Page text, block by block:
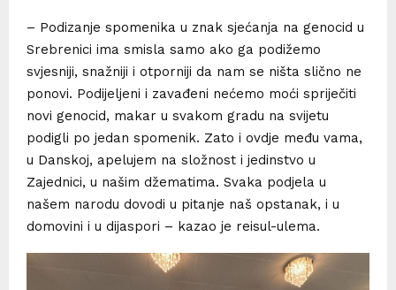
– Podizanje spomenika u znak sjećanja na genocid u
Srebrenici ima smisla samo ako ga podižemo
svjesniji, snažniji i otporniji da nam se ništa slično ne
ponovi. Podijeljeni i zavađeni nećemo moći spriječiti
novi genocid, makar u svakom gradu na svijetu
podigli po jedan spomenik. Zato i ovdje među vama,
u Danskoj, apelujem na složnost i jedinstvo u
Zajednici, u našim džematima. Svaka podjela u
našem narodu dovodi u pitanje naš opstanak, i u
domovini i u dijaspori – kazao je reisul-ulema.